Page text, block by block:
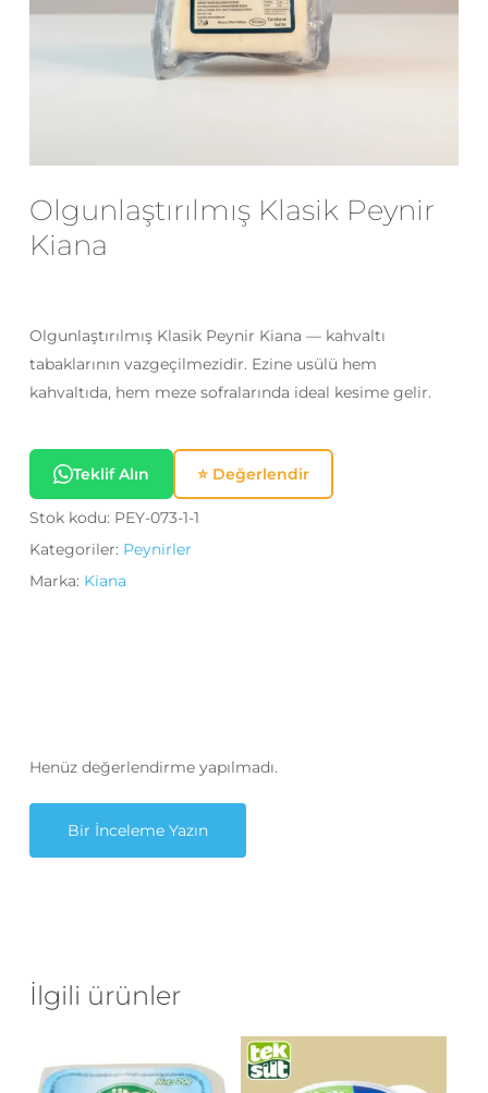
Olgunlaştırılmış Klasik Peynir
Kiana
Olgunlaştırılmış Klasik Peynir Kiana — kahvaltı
tabaklarının vazgeçilmezidir. Ezine usülü hem
kahvaltıda, hem meze sofralarında ideal kesime gelir.
Teklif Alın ⭐ Değerlendir
Stok kodu: PEY-073-1-1
Kategoriler: Peynirler
Marka: Kiana
Henüz değerlendirme yapılmadı.
Bir İnceleme Yazın
İlgili ürünler
E-posta*
ve site adresim bu tarayıcıya